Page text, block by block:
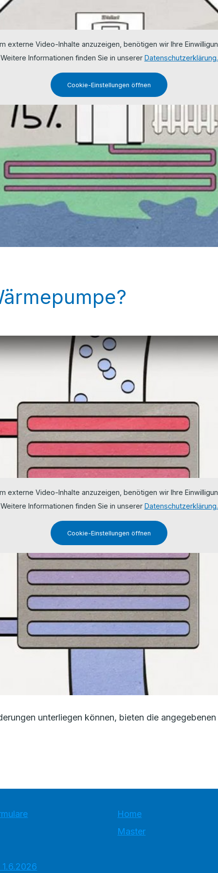
externe Video-Inhalte anzuzeigen, benötigen wir Ihre
Weitere Informationen finden Sie in unserer Datenschutzerklärung.
Cookie-Einstellungen öffnen
externe Video-Inhalte anzuzeigen, benötigen wir Ihre
Weitere Informationen finden Sie in unserer Datenschutzerklärung.
Cookie-Einstellungen öffnen
unterliegen können, bieten die
Home
Master